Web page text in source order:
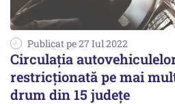
Publicat pe 27 Iul 2022
Circulaţia
restricţionată pe mai
drum din 15 judeţe